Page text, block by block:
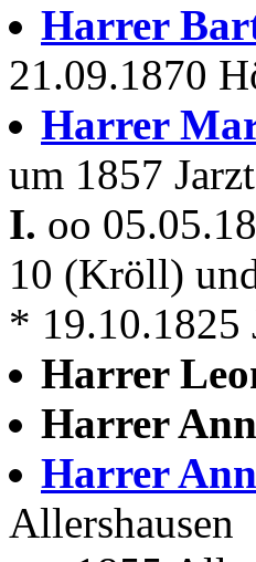
Harrer
21.09.1870
Harrer
um 1857
I. oo
10 (Kröll)
* 19.10.1825
Harrer
Harrer
Harrer
Allershausen